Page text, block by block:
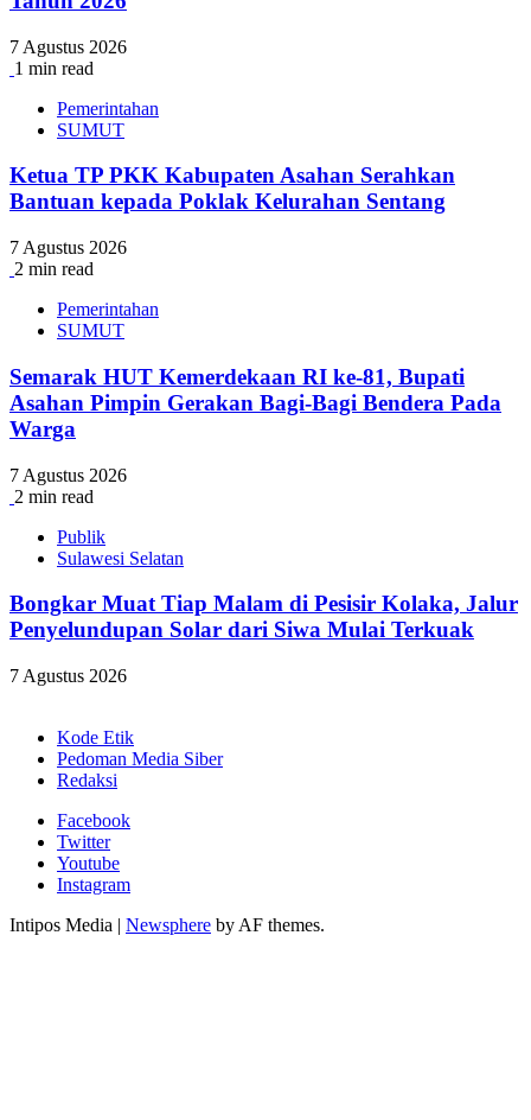
7 Agustus 2026
1 min read
Pemerintahan
SUMUT
Ketua TP PKK Kabupaten Asahan Serahkan
Bantuan kepada Poklak Kelurahan Sentang
7 Agustus 2026
2 min read
Pemerintahan
SUMUT
Semarak HUT Kemerdekaan RI ke-81, Bupati
Asahan Pimpin Gerakan Bagi-Bagi Bendera Pada
Warga
7 Agustus 2026
2 min read
Publik
Sulawesi Selatan
Bongkar Muat Tiap Malam di Pesisir Kolaka, Jalur
Penyelundupan Solar dari Siwa Mulai Terkuak
7 Agustus 2026
Kode Etik
Pedoman Media Siber
Redaksi
Facebook
Twitter
Youtube
Instagram
Intipos Media | Newsphere by AF themes.